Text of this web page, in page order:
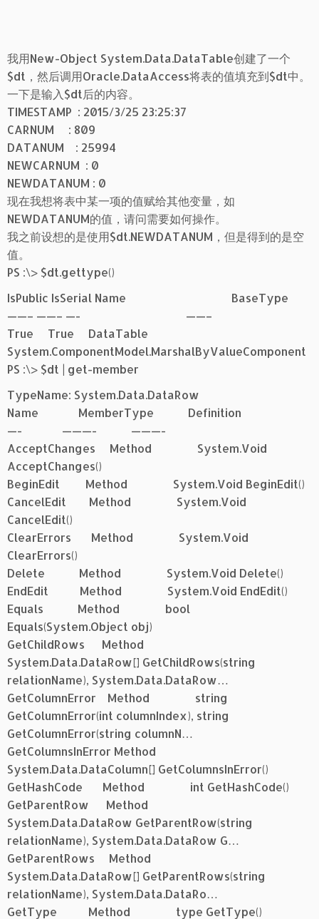
我用New-Object System.Data.DataTable创建了一个
$dt，然后调用Oracle.DataAccess将表的值填充到$dt中。
一下是输入$dt后的内容。
TIMESTAMP : 2015/3/25 23:25:37
CARNUM : 809
DATANUM : 25994
NEWCARNUM : 0
NEWDATANUM : 0
现在我想将表中某一项的值赋给其他变量，如
NEWDATANUM的值，请问需要如何操作。
我之前设想的是使用$dt.NEWDATANUM，但是得到的是空
值。
PS :\> $dt.gettype()
IsPublic IsSerial Name BaseType
——– ——– —- ——–
True True DataTable
System.ComponentModel.MarshalByValueComponent
PS :\> $dt | get-member
TypeName: System.Data.DataRow
Name MemberType Definition
—- ———- ———-
AcceptChanges Method System.Void
AcceptChanges()
BeginEdit Method System.Void BeginEdit()
CancelEdit Method System.Void
CancelEdit()
ClearErrors Method System.Void
ClearErrors()
Delete Method System.Void Delete()
EndEdit Method System.Void EndEdit()
Equals Method bool
Equals(System.Object obj)
GetChildRows Method
System.Data.DataRow[] GetChildRows(string
relationName), System.Data.DataRow…
GetColumnError Method string
GetColumnError(int columnIndex), string
GetColumnError(string columnN…
GetColumnsInError Method
System.Data.DataColumn[] GetColumnsInError()
GetHashCode Method int GetHashCode()
GetParentRow Method
System.Data.DataRow GetParentRow(string
relationName), System.Data.DataRow G…
GetParentRows Method
System.Data.DataRow[] GetParentRows(string
relationName), System.Data.DataRo…
GetType Method type GetType()